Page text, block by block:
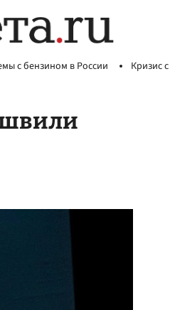
с бензином в России Кризис